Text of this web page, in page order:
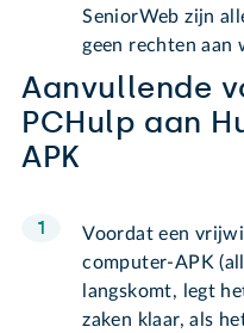
SeniorWeb zijn
geen rechten aan
Aanvullende
PCHulp aan
APK
Voordat een
computer-APK
langskomt, legt
zaken klaar, als